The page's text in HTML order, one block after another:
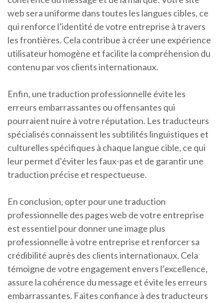
web sera uniforme dans toutes les langues cibles, ce
qui renforce l’identité de votre entreprise à travers
les frontières. Cela contribue à créer une expérience
utilisateur homogène et facilite la compréhension du
contenu par vos clients internationaux.
Enfin, une traduction professionnelle évite les
erreurs embarrassantes ou offensantes qui
pourraient nuire à votre réputation. Les traducteurs
spécialisés connaissent les subtilités linguistiques et
culturelles spécifiques à chaque langue cible, ce qui
leur permet d’éviter les faux-pas et de garantir une
traduction précise et respectueuse.
En conclusion, opter pour une traduction
professionnelle des pages web de votre entreprise
est essentiel pour donner une image plus
professionnelle à votre entreprise et renforcer sa
crédibilité auprès des clients internationaux. Cela
témoigne de votre engagement envers l’excellence,
assure la cohérence du message et évite les erreurs
embarrassantes. Faites confiance à des traducteurs